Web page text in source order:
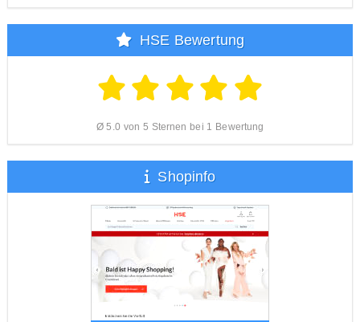
HSE Bewertung
Ø 5.0 von 5 Sternen bei 1 Bewertung
Shopinfo